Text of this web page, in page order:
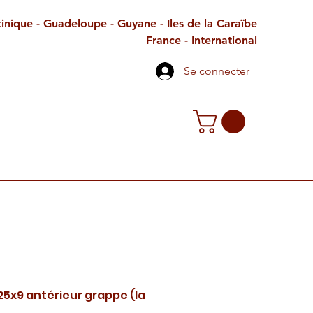
- Guadeloupe - Guyane - Iles de la Caraïbe
France - International
Se connecter
antérieur grappe (la